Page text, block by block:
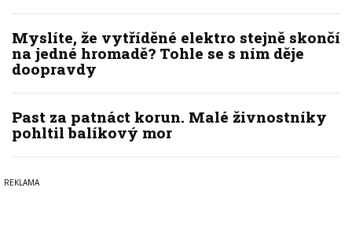
Myslíte, že vytříděné elektro stejně skončí
na jedné hromadě? Tohle se s ním děje
doopravdy
Past za patnáct korun. Malé živnostníky
pohltil balíkový mor